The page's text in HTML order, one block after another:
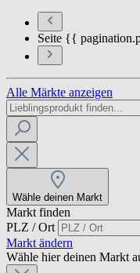
Seite {{
Alle Märkte anzeigen
Wähle deinen Markt
Markt finden
PLZ / Ort
Markt ändern
Wähle hier deinen Markt